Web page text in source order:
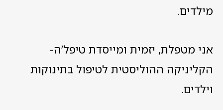
מילדים.
אני מטפלת, יזמית ומייסדת טיפל’ה-
הקליניקה ההוליסטית לטיפול בתינוקות
וילדים.